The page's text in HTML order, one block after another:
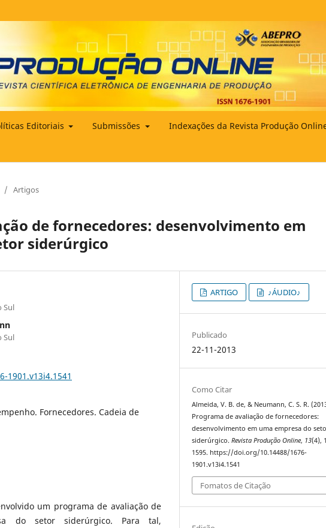
Editoriais Submissões Indexações da Revista Produção
/ Artigos
de fornecedores: desenvolvimento em
siderúrgico
Sul
Sul
1901.v13i4.1541
Fornecedores. Cadeia de
um programa de avaliação de
do setor siderúrgico. Para tal,
ARTIGO ♪ÁUDIO♪
Publicado
22-11-2013
Como Citar
Almeida, V. B. de, & Neumann, C. S. R.
Programa de avaliação de fornecedores:
desenvolvimento em uma empresa do
siderúrgico.Revista Produção Online, 13(4),
1595. https://doi.org/10.14488/1676-
1901.v13i4.1541
Fomatos de Citação